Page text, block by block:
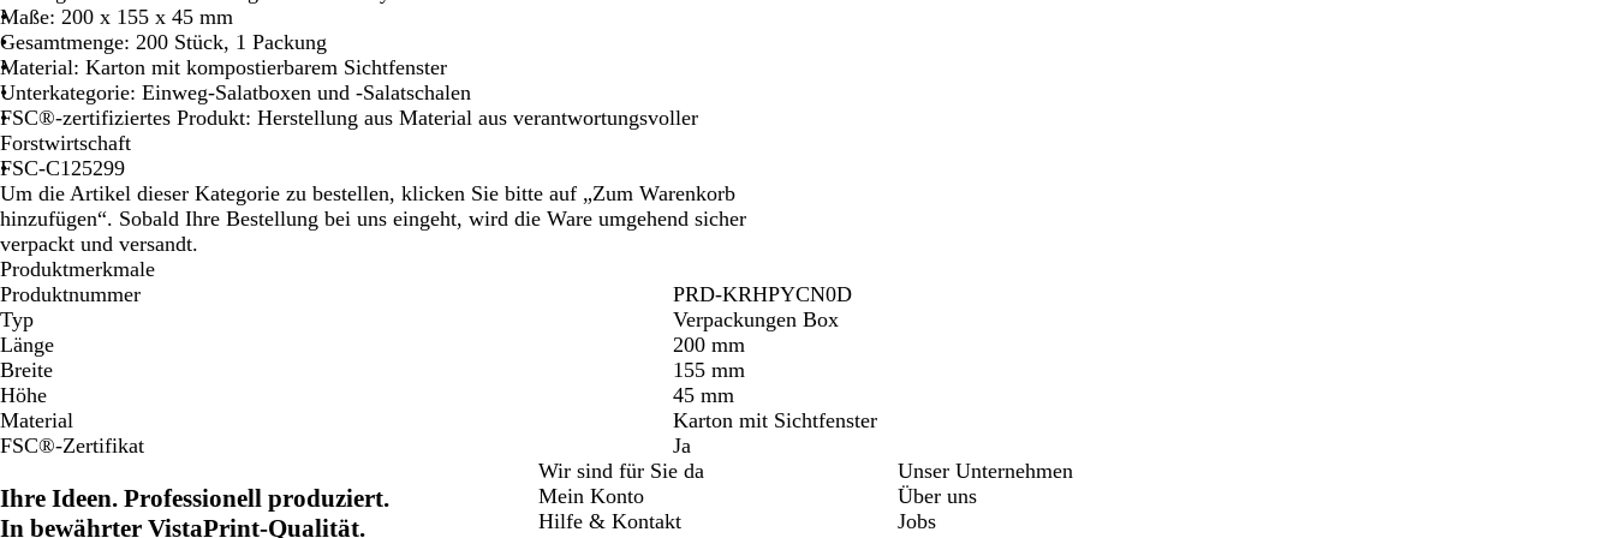
Maße: 200 x 155 x 45 mm
Gesamtmenge: 200 Stück, 1 Packung
Material: Karton mit kompostierbarem Sichtfenster
Unterkategorie: Einweg-Salatboxen und -Salatschalen
FSC®-zertifiziertes Produkt: Herstellung aus Material aus verantwortungsvoller
Forstwirtschaft
FSC-C125299
Um die Artikel dieser Kategorie zu bestellen, klicken Sie bitte auf „Zum Warenkorb
hinzufügen“. Sobald Ihre Bestellung bei uns eingeht, wird die Ware umgehend sicher
verpackt und versandt.
Produktmerkmale
Produktnummer
PRD-KRHPYCN0D
Typ
Verpackungen Box
Länge
200 mm
Breite
155 mm
Höhe
45 mm
Material
Karton mit Sichtfenster
FSC®-Zertifikat
Ja
Ihre Ideen. Professionell produziert.
In bewährter VistaPrint-Qualität.
Wir sind für Sie da
Mein Konto
Hilfe & Kontakt
Unser Unternehmen
Über uns
Jobs